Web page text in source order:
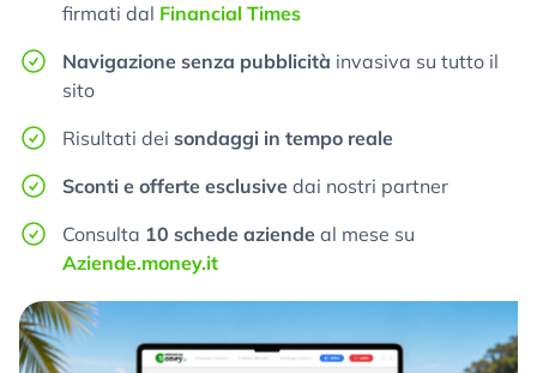
firmati dal Financial Times
Navigazione senza pubblicità invasiva su tutto il
sito
Risultati dei sondaggi in tempo reale
Sconti e offerte esclusive dai nostri partner
Consulta 10 schede aziende al mese su
Aziende.money.it